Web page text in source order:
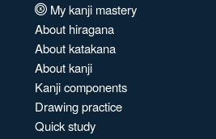
My kanji mastery
About hiragana
About katakana
About kanji
Kanji components
Drawing practice
Quick study